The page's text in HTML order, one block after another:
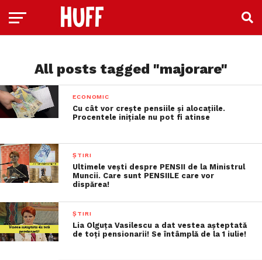
All posts tagged "majorare"
ECONOMIC
Cu cât vor crește pensiile și alocațiile.
Procentele inițiale nu pot fi atinse
ȘTIRI
Ultimele vești despre PENSII de la Ministrul
Muncii. Care sunt PENSIILE care vor
dispărea!
ȘTIRI
Lia Olguța Vasilescu a dat vestea așteptată
de toți pensionarii! Se întâmplă de la 1 iulie!